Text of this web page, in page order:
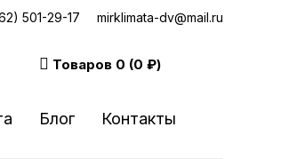
501-29-17 mirklimata-dv@mail.ru
Товаров 0 (0 ₽)
Блог Контакты